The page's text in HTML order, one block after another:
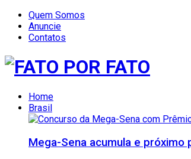
Quem Somos
Anuncie
Contatos
Home
Brasil
Mega-Sena acumula e